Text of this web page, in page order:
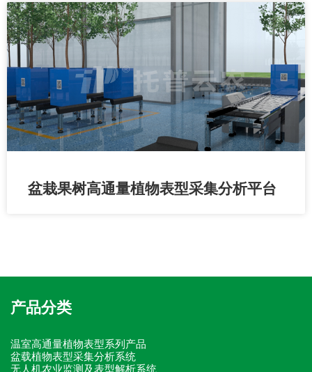
盆栽果树高通量植物表型采集分析平台
产品分类
温室高通量植物表型系列产品
盆载植物表型采集分析系统
无人机农业监测及表型解析系统